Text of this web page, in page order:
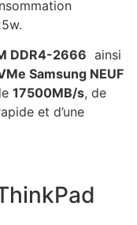
DDR4-2666 ainsi
Samsung NEUF
17500MB/s, de
et d’une